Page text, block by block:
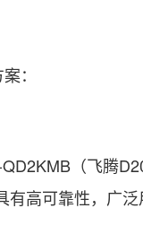
：
（飞腾
有高可靠性，广